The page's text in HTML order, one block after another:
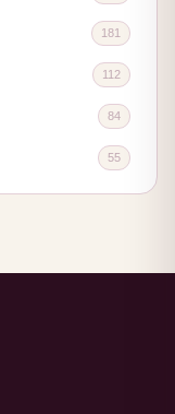
181
112
84
55